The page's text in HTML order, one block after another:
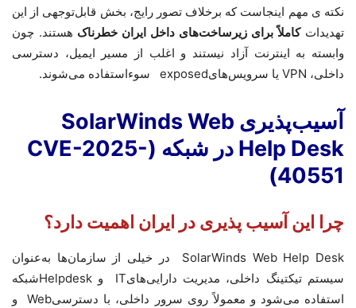
نکته ی مهم اینجاست که برخلاف تصور رایج، بخش قابل‌توجهی از این
تهدیداتکاملاً برای زیرساخت‌های داخل ایران خطرناک هستند. چون
وابسته به اینترنت آزاد نیستند و اغلب از مسیر ایمیل، دسترسی
داخلی، VPN یا سرویس‌هایexposed سوءاستفاده می‌شوند.
آسیب‌پذیری SolarWinds Web
Help Desk در شبکه
(CVE-2025-
40551)
چرا این آسیب پذیری در ایران اهمیت دارد؟
SolarWinds Web Help Desk
در خیلی از سازمان‌ها به‌عنوان
سیستم تیکتینگ داخلی، مدیریت دارایی‌هایIT و Helpdeskشبکه
استفاده می‌شود و معمولاً روی سرور داخلی، با دسترسیWeb
و